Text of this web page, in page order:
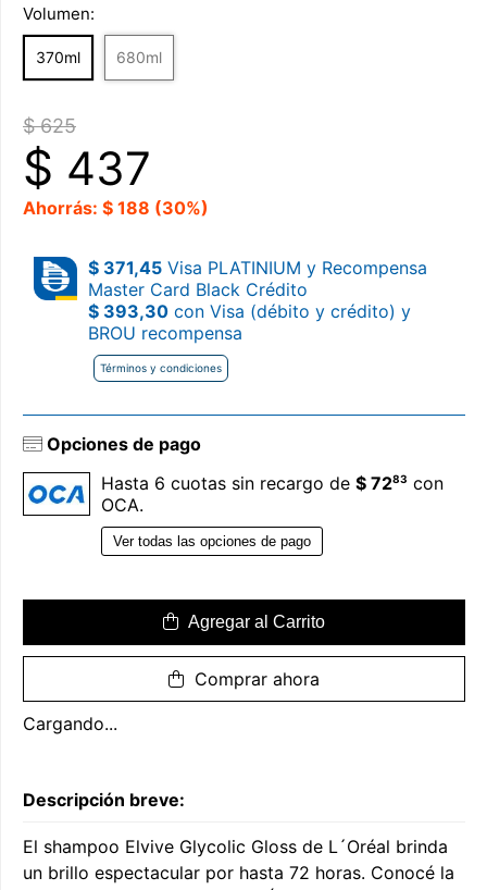
Volumen:
370ml 680ml
$ 625
$ 437
Ahorrás: $ 188 (30%)
$ 371,45 Visa PLATINIUM y Recompensa
Master Card Black Crédito
$ 393,30 con Visa (débito y crédito) y
BROU recompensa
Términos y condiciones
Opciones de pago
Hasta 6 cuotas sin recargo de $ 7283 con
OCA.
Ver todas las opciones de pago
Agregar al Carrito
Comprar ahora
Cargando...
Descripción breve:
El shampoo Elvive Glycolic Gloss de L´Oréal brinda
un brillo espectacular por hasta 72 horas. Conocé la